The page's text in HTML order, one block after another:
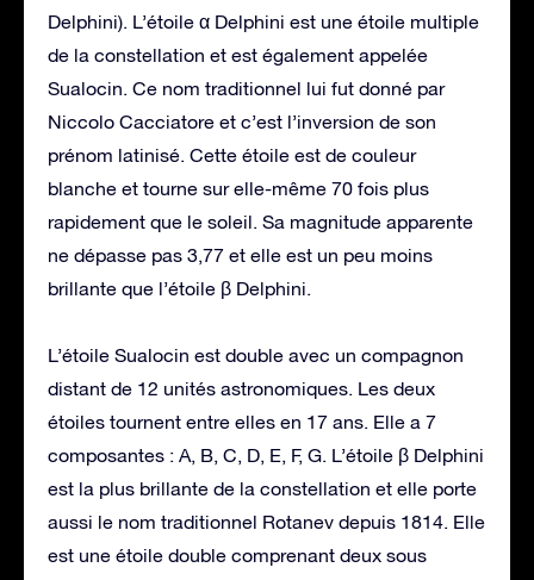
Delphini). L’étoile α Delphini est une étoile multiple
de la constellation et est également appelée
Sualocin. Ce nom traditionnel lui fut donné par
Niccolo Cacciatore et c’est l’inversion de son
prénom latinisé. Cette étoile est de couleur
blanche et tourne sur elle-même 70 fois plus
rapidement que le soleil. Sa magnitude apparente
ne dépasse pas 3,77 et elle est un peu moins
brillante que l’étoile β Delphini.
L’étoile Sualocin est double avec un compagnon
distant de 12 unités astronomiques. Les deux
étoiles tournent entre elles en 17 ans. Elle a 7
composantes : A, B, C, D, E, F, G. L’étoile β Delphini
est la plus brillante de la constellation et elle porte
aussi le nom traditionnel Rotanev depuis 1814. Elle
est une étoile double comprenant deux sous